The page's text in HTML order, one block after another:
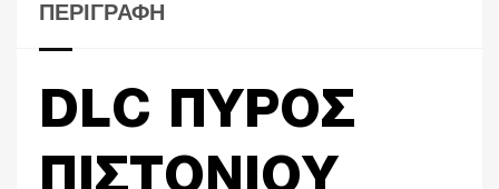
ΠΕΡΙΓΡΑΦΉ
DLC ΠΥΡΟΣ
ΠΙΣΤΟΝΙΟΥ